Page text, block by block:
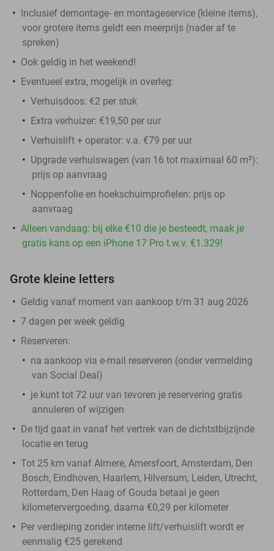
Inclusief demontage- en montageservice (kleine items),
voor grotere items geldt een meerprijs (nader af te
spreken)
Ook geldig in het weekend!
Eventueel extra, mogelijk in overleg:
Verhuisdoos: €2 per stuk
Extra verhuizer: €19,50 per uur
Verhuislift + operator: v.a. €79 per uur
Upgrade verhuiswagen (van 16 tot maximaal 60 m³):
prijs op aanvraag
Noppenfolie en hoekschuimprofielen: prijs op
aanvraag
Alleen vandaag: bij elke €10 die je besteedt, maak je
gratis kans op een iPhone 17 Pro t.w.v. €1.329!
Grote kleine letters
Geldig vanaf moment van aankoop t/m 31 aug 2026
7 dagen per week geldig
Reserveren:
na aankoop via e-mail reserveren (onder vermelding
van Social Deal)
je kunt tot 72 uur van tevoren je reservering gratis
annuleren of wijzigen
De tijd gaat in vanaf het vertrek van de dichtstbijzijnde
locatie en terug
Tot 25 km vanaf Almere, Amersfoort, Amsterdam, Den
Bosch, Eindhoven, Haarlem, Hilversum, Leiden, Utrecht,
Rotterdam, Den Haag of Gouda betaal je geen
kilometervergoeding, daarna €0,29 per kilometer
Per verdieping zonder interne lift/verhuislift wordt er
eenmalig €25 gerekend